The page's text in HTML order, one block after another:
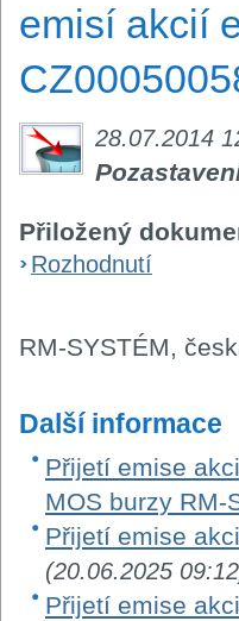
emisí akcií
28.07.2014
Přiložený
Rozhodnutí
RM-SYSTÉM,
Další informace
Přijetí emise
MOS burzy RM-
Přijetí emise
(20.06.2025
Přijetí emise